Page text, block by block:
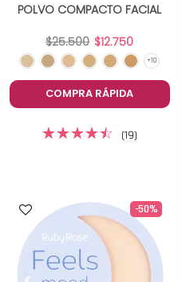
POLVO COMPACTO FACIAL
$25.500 $12.750
COMPRA RÁPIDA
(19)
-50%